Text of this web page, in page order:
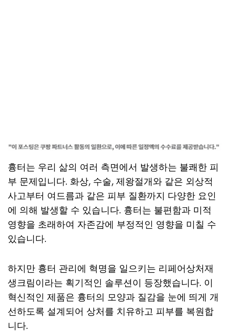
흉터는 우리 삶의 여러 측면에서 발생하는 불쾌한 피
부 문제입니다. 화상, 수술, 제왕절개와 같은 외상적
사고부터 여드름과 같은 피부 질환까지 다양한 요인
에 의해 발생할 수 있습니다. 흉터는 불편함과 미적
영향을 초래하여 자존감에 부정적인 영향을 미칠 수
있습니다.
하지만 흉터 관리에 혁명을 일으키는 리페어상처재
생크림이라는 획기적인 솔루션이 등장했습니다. 이
혁신적인 제품은 흉터의 모양과 질감을 눈에 띄게 개
선하도록 설계되어 상처를 치유하고 피부를 복원합
니다.